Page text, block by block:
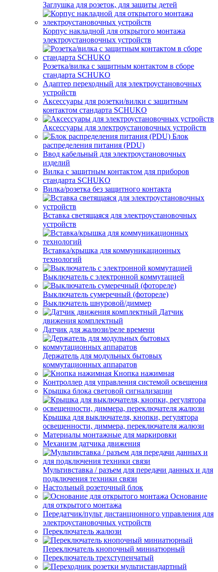
Заглушка для розеток, для защиты детей
Корпус накладной для открытого монтажа
электроустановочных устройств
Розетка/вилка с защитным контактом в сборе
стандарта SCHUKO
Адаптер переходный для электроустановочных
устройств
Аксессуары для розетки/вилки с защитным
контактом стандарта SCHUKO
Аксессуары для электроустановочных устройств
Блок
распределения питания (PDU)
Ввод кабельный для электроустановочных
изделий
Вилка с защитным контактом для приборов
стандарта SCHUKO
Вилка/розетка без защитного контакта
Вставка светящаяся для электроустановочных
устройств
Вставка/крышка для коммуникационных
технологий
Выключатель с электронной коммутацией
Выключатель сумеречный (фотореле)
Выключатель шнуровой/диммер
Датчик
движения комплектный
Датчик для жалюзи/реле времени
Держатель для модульных бытовых
коммутационных аппаратов
Кнопка нажимная
Контроллер для управления системой освещения
Крышка блока световой сигнализации
Крышка для выключателя, кнопки, регулятора
освещенности, диммера, переключателя жалюзи
Материалы монтажные для маркировки
Механизм датчика движения
Мультивставка / разъем для передачи данных и для
подключения техники связи
Настольный розеточный блок
Основание
для открытого монтажа
Передатчик/пульт дистанционного управления для
электроустановочных устройств
Переключатель жалюзи
Переключатель кнопочный миниатюрный
Переключатель трехступенчатый